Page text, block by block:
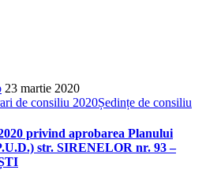
23 martie 2020
de consiliu 2020Ședințe de consiliu
privind aprobarea Planului
str. SIRENELOR nr. 93 –